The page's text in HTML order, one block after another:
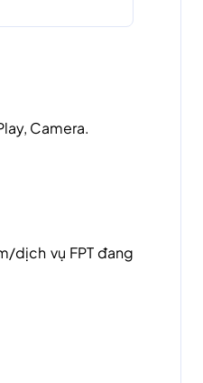
Camera.
/dịch vụ FPT đang